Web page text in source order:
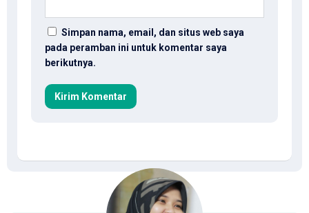
Simpan nama, email, dan situs web saya
pada peramban ini untuk komentar saya
berikutnya.